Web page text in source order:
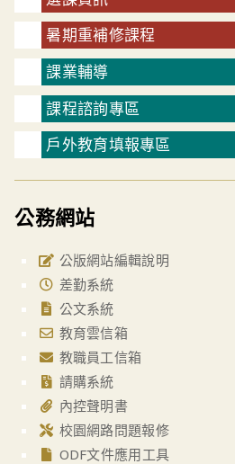
暑期重補修課程
課業輔導
課程諮詢專區
戶外教育填報專區
公務網站
公版網站編輯說明
差勤系統
公文系統
教育雲信箱
教職員工信箱
請購系統
內控聲明書
校園網路問題報修
ODF文件應用工具